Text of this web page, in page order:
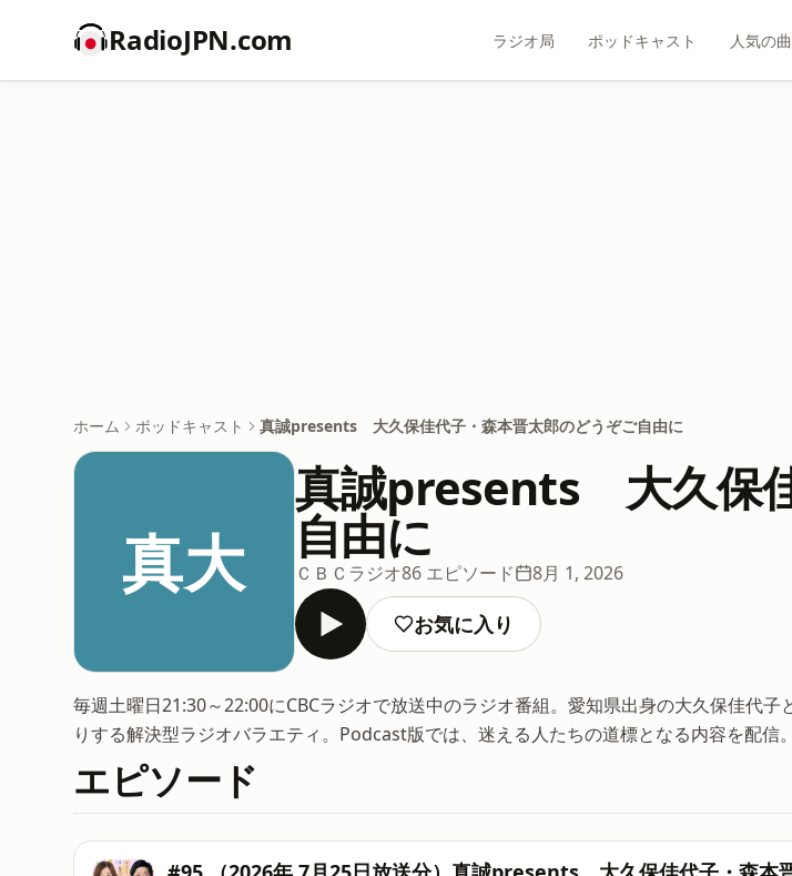
RadioJPN.com ラジオ局 ポッドキャスト 人気の曲
ホーム ポッドキャスト 真誠presents 大久保佳代子・森本晋太郎のどうぞご自由に
真大
真誠presents 大久保
自由に
ＣＢＣラジオ86 エピソード 8月 1, 2026
お気に入り
毎週土曜日21:30～22:00にCBCラジオで放送中のラジオ番組。愛知県出身の大久保佳代子
りする解決型ラジオバラエティ。Podcast版では、迷える人たちの道標となる内容を配信。
エピソード